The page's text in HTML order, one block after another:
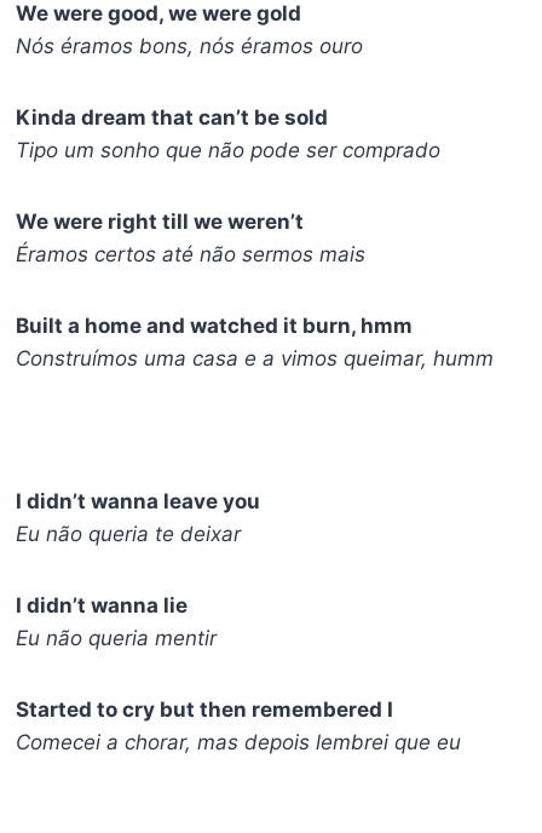
We were good, we were gold
Nós éramos bons, nós éramos ouro
Kinda dream that can’t be sold
Tipo um sonho que não pode ser comprado
We were right till we weren’t
Éramos certos até não sermos mais
Built a home and watched it burn, hmm
Construímos uma casa e a vimos queimar, humm
I didn’t wanna leave you
Eu não queria te deixar
I didn’t wanna lie
Eu não queria mentir
Started to cry but then remembered I
Comecei a chorar, mas depois lembrei que eu